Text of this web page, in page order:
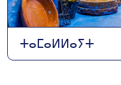
ⵜⴰⵎⴰⵍⵍⴰⵢⵜ